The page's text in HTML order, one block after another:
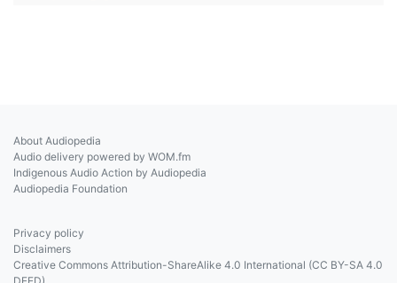
About Audiopedia
Audio delivery powered by WOM.fm
Indigenous Audio Action by Audiopedia
Audiopedia Foundation
Privacy policy
Disclaimers
Creative Commons Attribution-ShareAlike 4.0 International (CC BY-SA 4.0